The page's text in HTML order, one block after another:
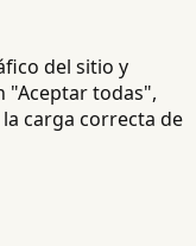
del sitio y
"Aceptar todas",
carga correcta de